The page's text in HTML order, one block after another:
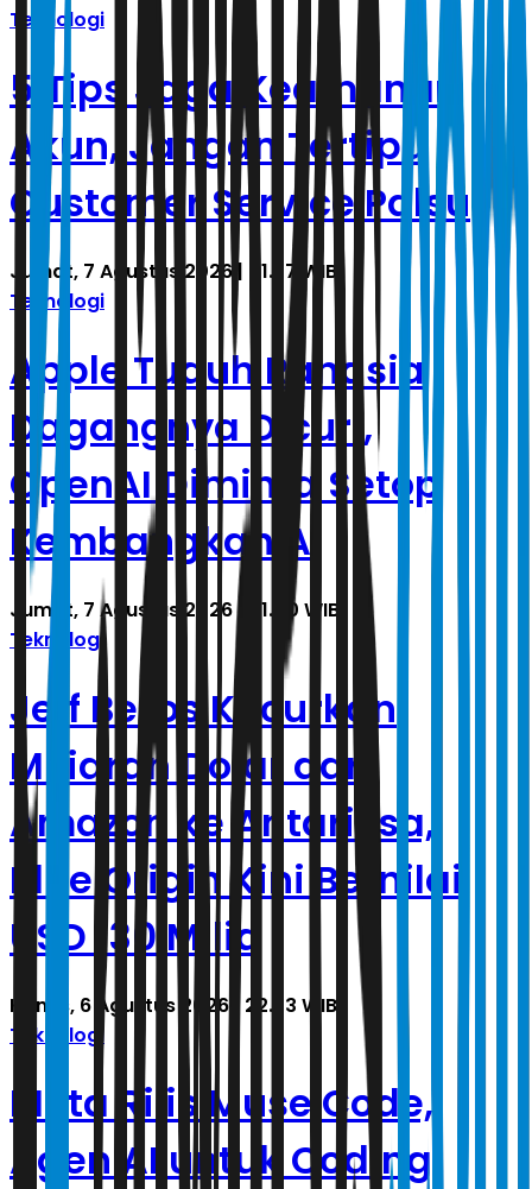
Teknologi
5 Tips Jaga Keamanan
Akun, Jangan Tertipu
Customer Service Palsu
Jumat, 7 Agustus 2026 | 01.57 WIB
Teknologi
Apple Tuduh Rahasia
Dagangnya Dicuri,
OpenAI Diminta Setop
Kembangkan AI
Jumat, 7 Agustus 2026 | 01.00 WIB
Teknologi
Jeff Bezos Kucurkan
Miliaran Dolar dari
Amazon ke Antariksa,
Blue Origin Kini Bernilai
USD 130 Milia
Kamis, 6 Agustus 2026 | 22.33 WIB
Teknologi
Meta Rilis Muse Code,
Agen AI untuk Coding